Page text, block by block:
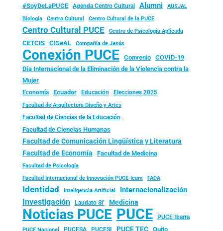
#SoyDeLaPUCE Agenda Centro Cultural Alumni
AUSJAL
Biología
Centro Cultural Centro Cultural de la PUCE
Centro Cultural PUCE Centro de Psicología Aplicada
CETCIS CISeAL Compañía de Jesús
Conexión PUCE Convenio
COVID-19
Día Internacional de la Eliminación de la Violencia contra la
Mujer
Economía Ecuador Educación Elecciones 2025
Facultad de Arquitectura Diseño y Artes
Facultad de Ciencias de la Educación
Facultad de Ciencias Humanas
Facultad de Comunicación Lingüística y Literatura
Facultad de Economía Facultad de Medicina
Facultad de Psicología
Facultad Internacional de Innovación PUCE-Icam FADA
Identidad Inteligencia Artificial Internacionalización
Investigación Laudato Si’ Medicina
Noticias PUCE PUCE PUCE Ibarra
PUCE Nacional PUCESA PUCESI PUCE TEC
Quito